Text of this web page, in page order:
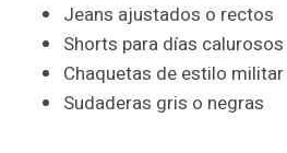
Jeans ajustados o rectos
Shorts para días calurosos
Chaquetas de estilo
Sudaderas gris o negras